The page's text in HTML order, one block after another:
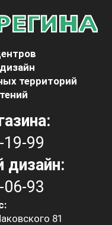
территорий
99
93
81